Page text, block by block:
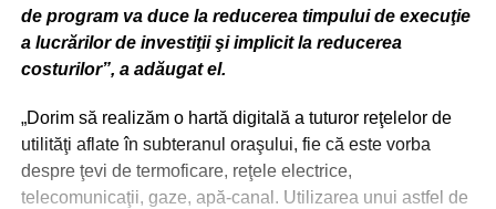
de program va duce la reducerea timpului de execuţie
a lucrărilor de investiţii şi implicit la reducerea
costurilor”, a adăugat el.
„Dorim să realizăm o hartă digitală a tuturor reţelelor de
utilităţi aflate în subteranul oraşului, fie că este vorba
despre ţevi de termoficare, reţele electrice,
telecomunicaţii, gaze, apă-canal. Utilizarea unui astfel de